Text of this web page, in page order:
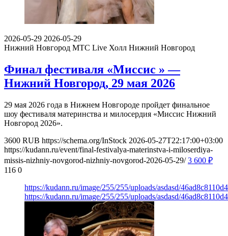
2026-05-29 2026-05-29
Нижний Новгород МТС Live Холл Нижний Новгород
Финал фестиваля «Миссис » —
Нижний Новгород, 29 мая 2026
29 мая 2026 года в Нижнем Новгороде пройдет финальное
шоу фестиваля материнства и милосердия «Миссис Нижний
Новгород 2026».
3600 RUB https://schema.org/InStock 2026-05-27T22:17:00+03:00
https://kudann.ru/event/final-festivalya-materinstva-i-miloserdiya-
missis-nizhniy-novgorod-nizhniy-novgorod-2026-05-29/ 3 600 ₽
116 0
https://kudann.ru/image/255/255/uploads/asdasd/
https://kudann.ru/image/255/255/uploads/asdasd/